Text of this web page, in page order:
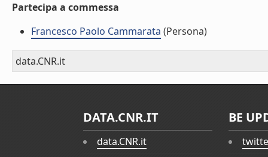
Partecipa a commessa
Francesco Paolo Cammarata (Persona)
data.CNR.it
DATA.CNR.IT
data.CNR.it
BE